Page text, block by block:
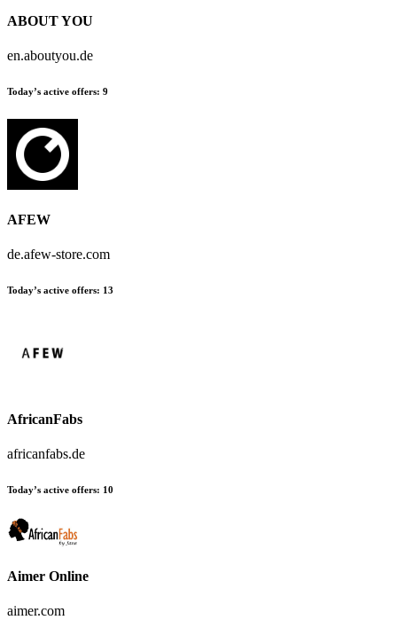
ABOUT YOU
en.aboutyou.de
Today’s active offers: 9
AFEW
de.afew-store.com
Today’s active offers: 13
AfricanFabs
africanfabs.de
Today’s active offers: 10
Aimer Online
aimer.com